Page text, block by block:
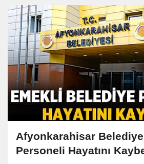
Afyonkarahisar
Personeli Hayatını